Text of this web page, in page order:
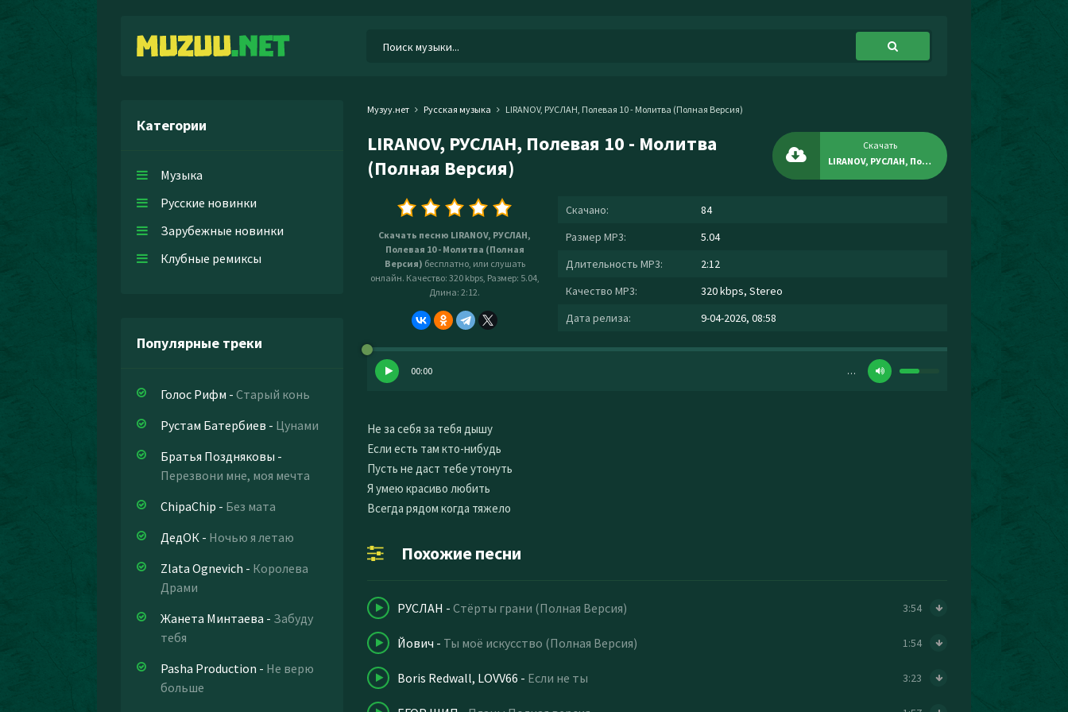
Категории
Музыка
Русские новинки
Зарубежные новинки
Клубные ремиксы
Популярные треки
Голос Рифм - Старый конь
Рустам Батербиев - Цунами
Братья Поздняковы -
Перезвони мне, моя мечта
ChipaChip - Без мата
ДедОК - Ночью я летаю
Zlata Ognevich - Королева
Драми
Жанета Минтаева - Забуду
тебя
Pasha Production - Не верю
больше
Музуу.нет Русская музыка LIRANOV, РУСЛАН, Полевая 10 - Молитва (Полная Версия)
LIRANOV, РУСЛАН, Полевая 10 - Молитва
(Полная Версия)
Скачать
LIRANOV, РУСЛАН, Полевая 10 - Молитва (Полная Версия)
Скачать песню LIRANOV, РУСЛАН,
Полевая 10 - Молитва (Полная
Версия) бесплатно, или слушать
онлайн. Качество: 320 kbps, Размер: 5.04,
Длина: 2:12.
Скачано:
84
Размер MP3:
5.04
Длительность MP3:
2:12
Качество MP3:
320 kbps, Stereo
Дата релиза:
9-04-2026, 08:58
00:00 …
Не за себя за тебя дышу
Если есть там кто-нибудь
Пусть не даст тебе утонуть
Я умею красиво любить
Всегда рядом когда тяжело
Похожие песни
РУСЛАН - Стёрты грани (Полная Версия) 3:54
Йович - Ты моё искусство (Полная Версия) 1:54
Boris Redwall, LOVV66 - Если не ты 3:23